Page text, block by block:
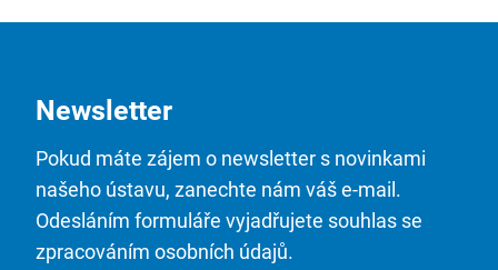
Newsletter
Pokud máte zájem o newsletter s novinkami
našeho ústavu, zanechte nám váš e-mail.
Odesláním formuláře vyjadřujete souhlas se
zpracováním osobních údajů.